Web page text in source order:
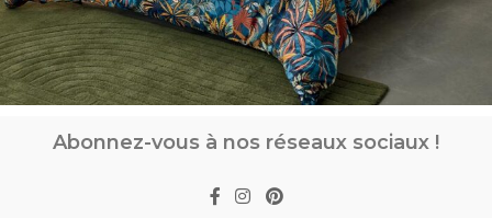
Abonnez-vous à nos réseaux sociaux !